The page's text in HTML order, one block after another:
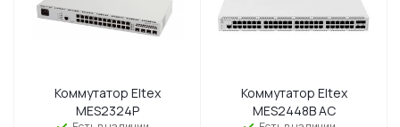
Коммутатор Eltex
MES2324P
Коммутатор Eltex
MES2448B AC